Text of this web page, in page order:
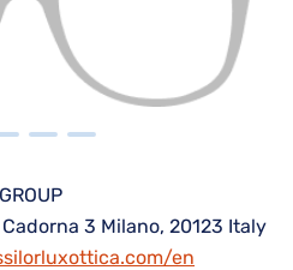
3 Milano, 20123 Italy
en